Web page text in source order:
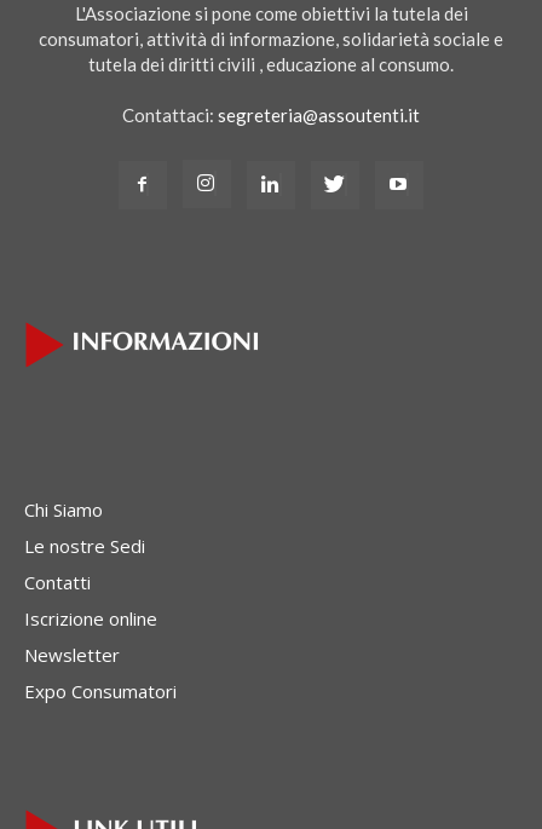
L'Associazione si pone come obiettivi la tutela dei
consumatori, attività di informazione, solidarietà sociale e
tutela dei diritti civili , educazione al consumo.
Contattaci: segreteria@assoutenti.it
Chi Siamo
Le nostre Sedi
Contatti
Iscrizione online
Newsletter
Expo Consumatori